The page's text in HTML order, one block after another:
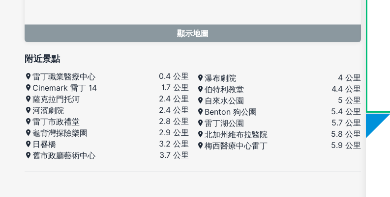
顯示地圖
附近景點
雷丁職業醫療中心
0.4 公里
Cinemark 雷丁 14
1.7 公里
薩克拉門托河
2.4 公里
河濱劇院
2.4 公里
雷丁市政禮堂
2.8 公里
龜背灣探險樂園
2.9 公里
日晷橋
3.2 公里
舊市政廳藝術中心
3.7 公里
瀑布劇院
4 公里
伯特利教堂
4.4 公里
自來水公園
5 公里
Benton 狗公園
5.4 公里
雷丁湖公園
5.7 公里
北加州維布拉醫院
5.8 公里
梅西醫療中心雷丁
5.9 公里